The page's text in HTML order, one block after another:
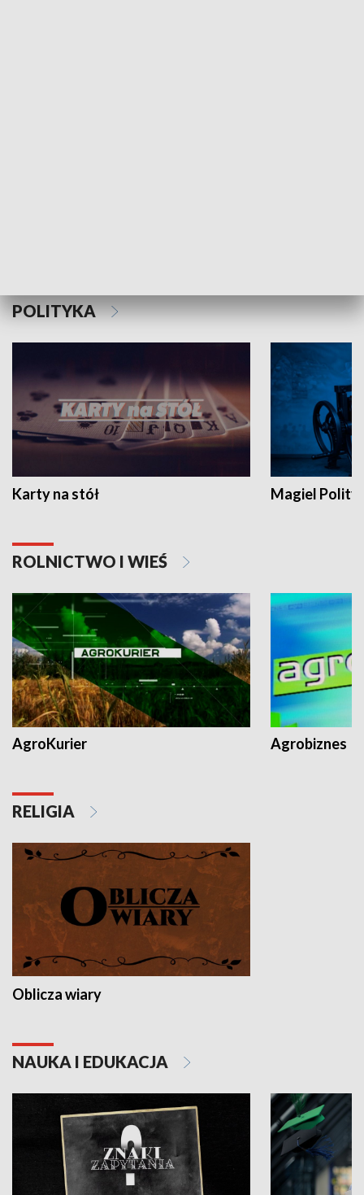
POLITYKA
Karty na stół Magiel
ROLNICTWO I WIEŚ
AgroKurier Agrobiznes
RELIGIA
Oblicza wiary
NAUKA I EDUKACJA